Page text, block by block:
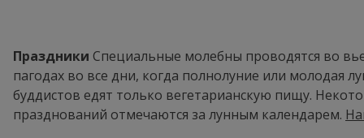
Праздники Специальные молебны проводятся во
пагодах во все дни, когда полнолуние или молодая
буддистов едят только вегетарианскую пищу.
празднований отмечаются за лунным календарем.